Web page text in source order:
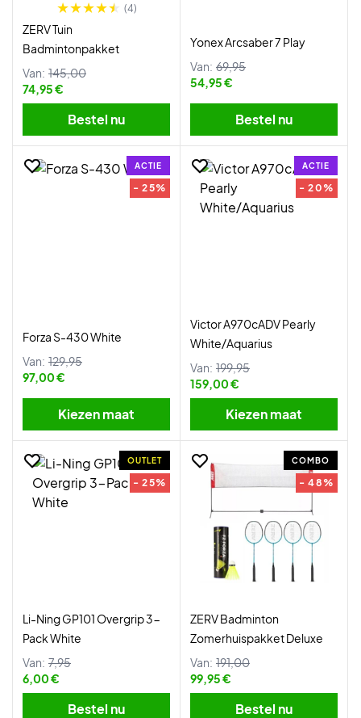
(4)
ZERV Tuin
Badmintonpakket
Van: 145,00
74,95 €
Bestel nu
Yonex Arcsaber 7 Play
Van: 69,95
54,95 €
Bestel nu
ACTIE
- 25%
Forza S-430 White
Van: 129,95
97,00 €
Kiezen maat
ACTIE
- 20%
Victor A970cADV Pearly
White/Aquarius
Van: 199,95
159,00 €
Kiezen maat
OUTLET
- 25%
Li-Ning GP101 Overgrip 3-
Pack White
Van: 7,95
6,00 €
Bestel nu
COMBO
- 48%
ZERV Badminton
Zomerhuispakket Deluxe
Van: 191,00
99,95 €
Bestel nu